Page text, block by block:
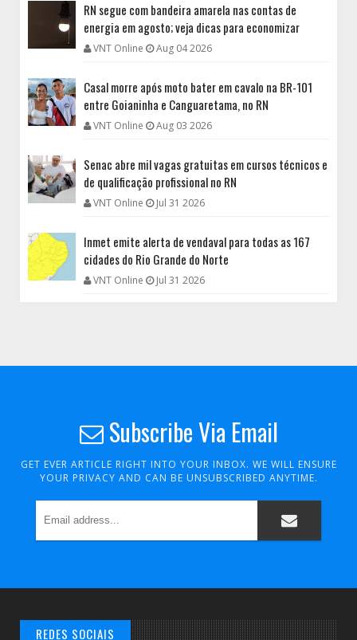
RN segue com bandeira amarela nas contas de
energia em agosto; veja dicas para economizar
VNT Online Aug 04 2026
Casal morre após moto bater em cavalo na BR-101
entre Goianinha e Canguaretama, no RN
VNT Online Aug 03 2026
Senac abre mil vagas gratuitas em cursos técnicos e
de qualificação profissional no RN
VNT Online Jul 31 2026
Inmet emite alerta de vendaval para todas as 167
cidades do Rio Grande do Norte
VNT Online Jul 31 2026
Subscribe Via Email
GET EVER ARTICLE RIGHT INTO YOUR INBOX. WE WILL ENSURE
YOUR PRIVACY AND CAN BE UNSUBSCRIBED ANYTIME.
REDES SOCIAIS